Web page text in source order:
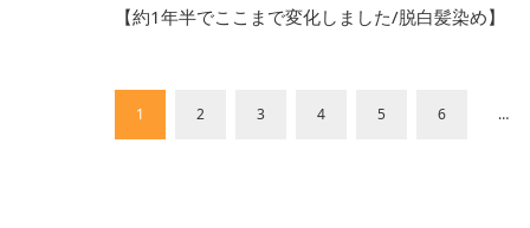
【約1年半でここまで変化しました/脱白髪染め】
1 2 3 4 5 6 …